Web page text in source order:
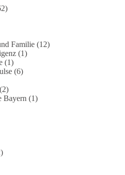
geheimplan-energiekrise-
auf-strommangel-ueber-
der-geheimplan-gegen-
zr-94423201.html?
wir 1 Milliarde für freie
Petition unterzeichnen
Familie (12)
(1)
(1)
(6)
(2)
Bayern (1)